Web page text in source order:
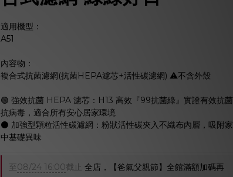
適用機型：
A51
內容物：
複合式抗菌濾網(抗菌HEPA濾芯+活性碳濾網) ⚠️不含外殼
🟢 強效抗菌 HEPA 濾芯：H13 高效『99抗菌綠』實證有效抗菌
抗病毒，適合所有安心居家環境
⚫️ 加強型顆粒活性碳濾網：粉狀活性碳夾入不織布內層，吸附家
中基礎異味
至08/24 16:00截止
全店，【爸氣父親節】全館滿額加碼再